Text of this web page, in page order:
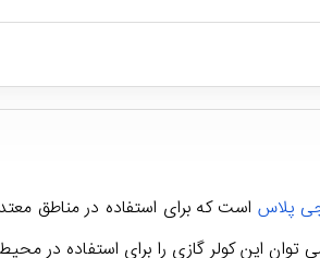
پلاس است که برای استفاده در مناطق